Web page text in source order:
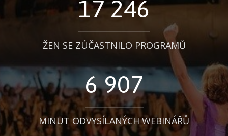
ŽEN SE ZÚČASTNILO PROGRAMŮ
6 907
MINUT ODVYSÍLANÝCH WEBINÁŘŮ